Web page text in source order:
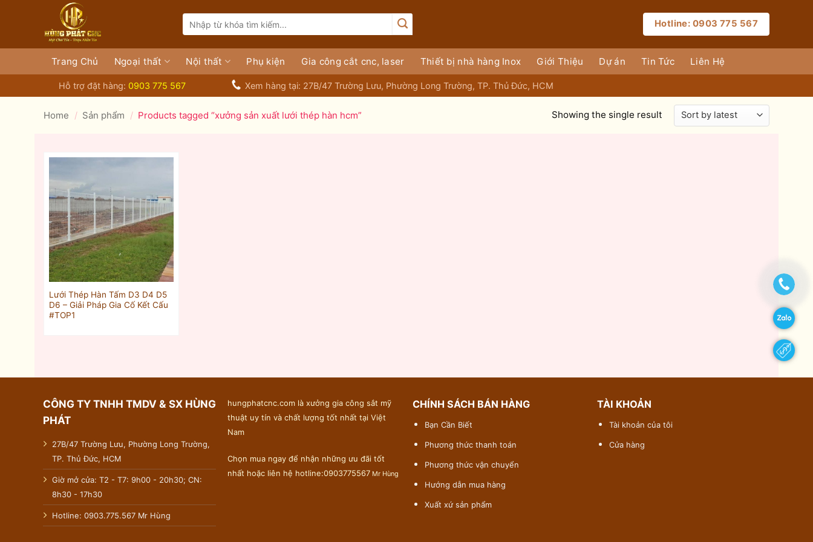
dung
for:
Hotline: 0903 775 567
Trang Chủ Ngoại thất Nội thất Phụ kiện Gia công cắt cnc, laser Thiết bị nhà hàng Inox Giới Thiệu Dự án Tin Tức Liên Hệ
Hỗ trợ đặt hàng: 0903 775 567 Xem hàng tại: 27B/47 Trường Lưu, Phường Long Trường, TP. Thủ Đức, HCM
Home / Sản phẩm / Products tagged “xưởng sản xuất lưới thép hàn hcm” Showing the single result
Lưới Thép Hàn Tấm D3 D4 D5
D6 – Giải Pháp Gia Cố Kết Cấu
#TOP1
CÔNG TY TNHH TMDV & SX HÙNG
PHÁT
27B/47 Trường Lưu, Phường Long Trường,
TP. Thủ Đức, HCM
Giờ mở cửa: T2 - T7: 9h00 - 20h30; CN:
8h30 - 17h30
Hotline: 0903.775.567 Mr Hùng
hungphatcnc.com là xưởng gia công sắt mỹ
thuật uy tín và chất lượng tốt nhất tại Việt
Nam
Chọn mua ngay để nhận những ưu đãi tốt
nhất hoặc liên hệ hotline:0903775567 Mr Hùng
CHÍNH SÁCH BÁN HÀNG
Bạn Cần Biết
Phương thức thanh toán
Phương thức vận chuyển
Hướng dẫn mua hàng
Xuất xứ sản phẩm
TÀI KHOẢN
Tài khoản của tôi
Cửa hàng